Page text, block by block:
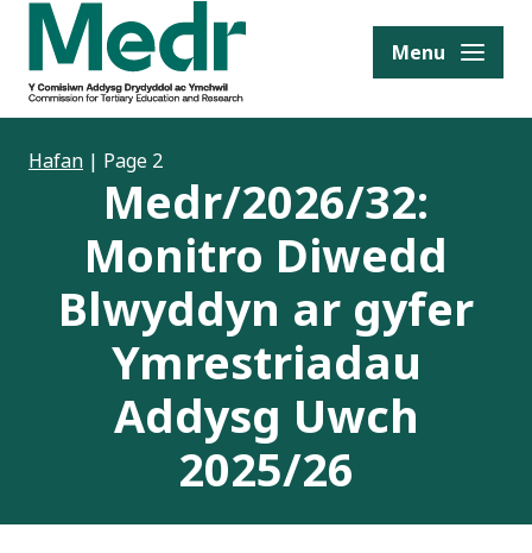
content Menu
Hafan | Page 2
Medr/2026/32:
Monitro Diwedd
Blwyddyn ar gyfer
Ymrestriadau
Addysg Uwch
2025/26